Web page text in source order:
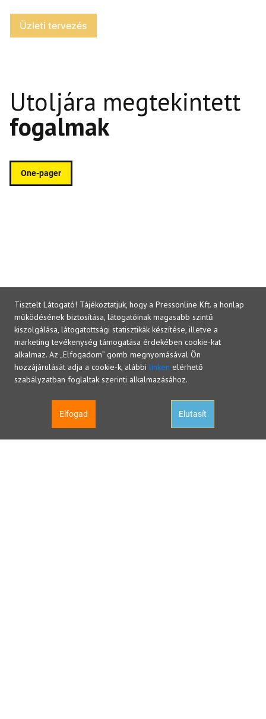
Üzleti tervezés
Utoljára megtekintett
fogalmak
One-pager
Tisztelt Látogató! Tájékoztatjuk, hogy a Pressonline Kft. a honlap
működésének biztosítása, látogatóinak magasabb szintű
kiszolgálása, látogatottsági statisztikák készítése, illetve a
marketing tevékenység támogatása érdekében cookie-kat
alkalmaz. Az „Elfogadom” gomb megnyomásával Ön
hozzájárulását adja a cookie-k, alábbi linken elérhető
szabályzatban foglaltak szerinti alkalmazásához.
Elfogad Elutasít